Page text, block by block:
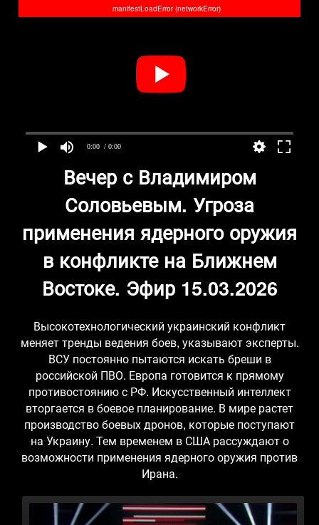
0:00 / 0:00
manifestLoadError (networkError)
Вечер с Владимиром
Соловьевым. Угроза
применения ядерного оружия
в конфликте на Ближнем
Востоке. Эфир 15.03.2026
Высокотехнологический украинский конфликт
меняет тренды ведения боев, указывают эксперты.
ВСУ постоянно пытаются искать бреши в
российской ПВО. Европа готовится к прямому
противостоянию с РФ. Искусственный интеллект
вторгается в боевое планирование. В мире растет
производство боевых дронов, которые поступают
на Украину. Тем временем в США рассуждают о
возможности применения ядерного оружия против
Ирана.